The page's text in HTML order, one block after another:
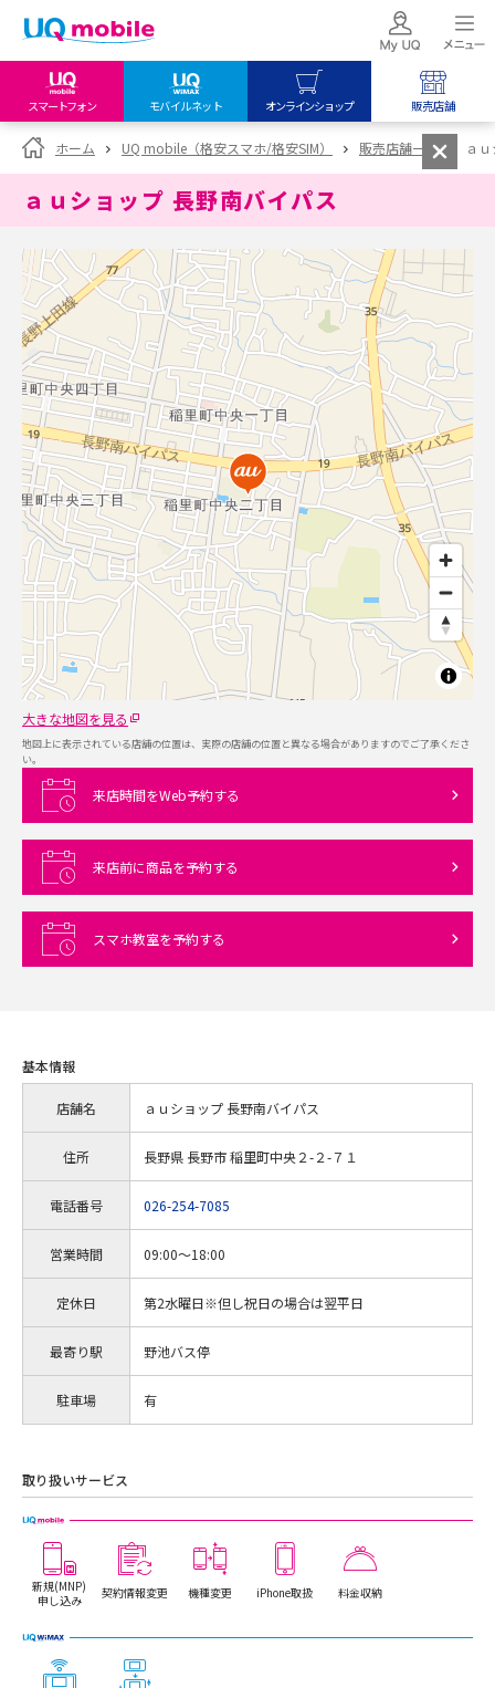
スマートフォン モバイルネット オンラインショップ 販売店舗
my UQ WiMAX
UQ WiMAX ご契約の方
My UQ mobile
UQ mobile
データチャージサイト
UQ mobile
オンラインショップ
UQ WiMAX
UQ mobile
販売店舗
UQ WiMAX
ホーム UQ mobile（格安スマホ/格安SIM） 販売店舗一覧 ａ
ａｕショップ 長野南バイパス
大きな地図を見る
地図上に表示されている店舗の位置は、実際の店舗の位置と異なる場合がありますのでご了承くださ
い。
来店時間をWeb予約する
来店前に商品を予約する
スマホ教室を予約する
基本情報
店舗名 ａｕショップ 長野南バイパス
住所 長野県 長野市 稲里町中央２-２-７１
電話番号 026-254-7085
営業時間 09:00～18:00
定休日 第2水曜日※但し祝日の場合は翌平日
最寄り駅 野池バス停
駐車場 有
取り扱いサービス
新規(MNP)
申し込み
契約情報変更 機種変更 iPhone取扱 料金収納